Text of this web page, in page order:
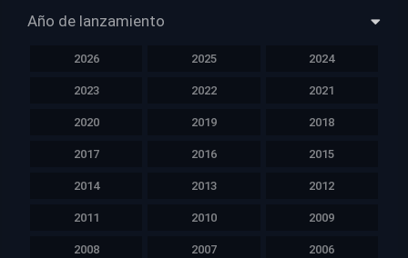
Año de lanzamiento
2026 2025 2024
2023 2022 2021
2020 2019 2018
2017 2016 2015
2014 2013 2012
2011 2010 2009
2008 2007 2006